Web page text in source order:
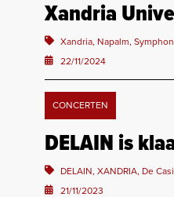
Xandria
Xandria, Napalm,
22/11/2024
CONCERTEN
DELAIN is
DELAIN, XANDRIA, De
21/11/2023